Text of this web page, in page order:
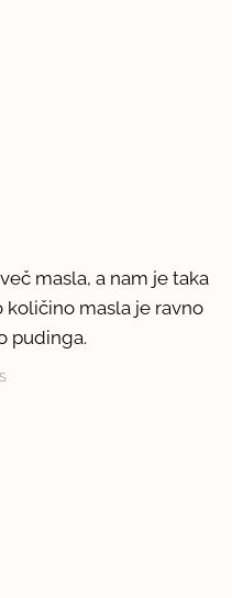
masla, a nam je taka
količino masla je ravno
pudinga.